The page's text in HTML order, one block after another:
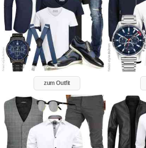
zum Outfit